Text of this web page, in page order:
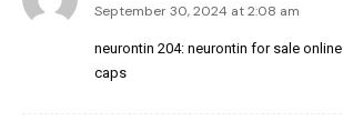
September 30, 2024 at 2:08 am
neurontin 204: neurontin for sale online
caps